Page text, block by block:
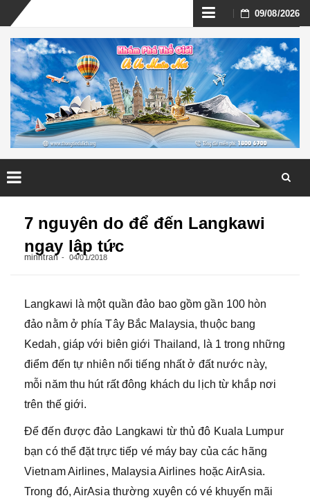
Skip
to
content
09/08/2026
7 nguyên do để đến Langkawi
ngay lập tức
minhtran 04/01/2018
Langkawi là một quần đảo bao gồm gần 100 hòn
đảo nằm ở phía Tây Bắc Malaysia, thuộc bang
Kedah, giáp với biên giới Thailand, là 1 trong những
điểm đến tự nhiên nổi tiếng nhất ở đất nước này,
mỗi năm thu hút rất đông khách du lịch từ khắp nơi
trên thế giới.
Để đến được đảo Langkawi từ thủ đô Kuala Lumpur
bạn có thể đặt trực tiếp vé máy bay của các hãng
Vietnam Airlines, Malaysia Airlines hoặc AirAsia.
Trong đó, AirAsia thường xuyên có vé khuyến mãi